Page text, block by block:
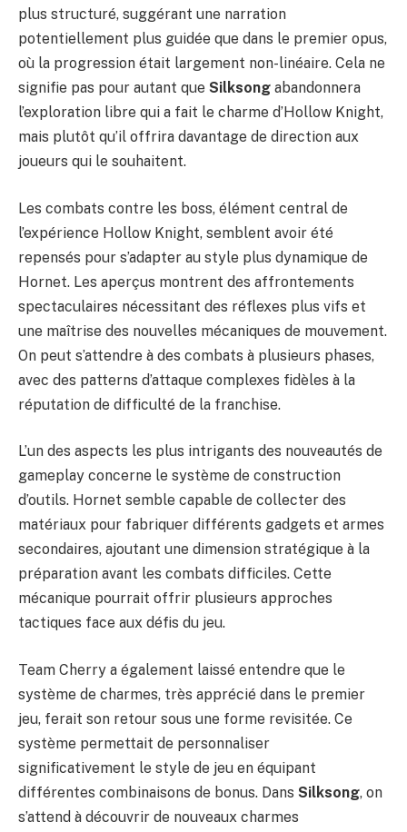
plus structuré, suggérant une narration
potentiellement plus guidée que dans le premier opus,
où la progression était largement non-linéaire. Cela ne
signifie pas pour autant que Silksong abandonnera
l’exploration libre qui a fait le charme d’Hollow Knight,
mais plutôt qu’il offrira davantage de direction aux
joueurs qui le souhaitent.
Les combats contre les boss, élément central de
l’expérience Hollow Knight, semblent avoir été
repensés pour s’adapter au style plus dynamique de
Hornet. Les aperçus montrent des affrontements
spectaculaires nécessitant des réflexes plus vifs et
une maîtrise des nouvelles mécaniques de mouvement.
On peut s’attendre à des combats à plusieurs phases,
avec des patterns d’attaque complexes fidèles à la
réputation de difficulté de la franchise.
L’un des aspects les plus intrigants des nouveautés de
gameplay concerne le système de construction
d’outils. Hornet semble capable de collecter des
matériaux pour fabriquer différents gadgets et armes
secondaires, ajoutant une dimension stratégique à la
préparation avant les combats difficiles. Cette
mécanique pourrait offrir plusieurs approches
tactiques face aux défis du jeu.
Team Cherry a également laissé entendre que le
système de charmes, très apprécié dans le premier
jeu, ferait son retour sous une forme revisitée. Ce
système permettait de personnaliser
significativement le style de jeu en équipant
différentes combinaisons de bonus. Dans Silksong, on
s’attend à découvrir de nouveaux charmes